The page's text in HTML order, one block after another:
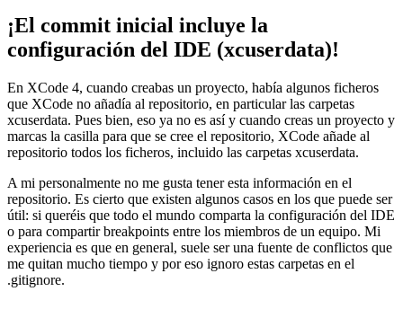
¡El commit inicial incluye la
configuración del IDE (xcuserdata)!
En XCode 4, cuando creabas un proyecto, había algunos ficheros
que XCode no añadía al repositorio, en particular las carpetas
xcuserdata. Pues bien, eso ya no es así y cuando creas un proyecto y
marcas la casilla para que se cree el repositorio, XCode añade al
repositorio todos los ficheros, incluido las carpetas xcuserdata.
A mi personalmente no me gusta tener esta información en el
repositorio. Es cierto que existen algunos casos en los que puede ser
útil: si queréis que todo el mundo comparta la configuración del IDE
o para compartir breakpoints entre los miembros de un equipo. Mi
experiencia es que en general, suele ser una fuente de conflictos que
me quitan mucho tiempo y por eso ignoro estas carpetas en el
.gitignore.